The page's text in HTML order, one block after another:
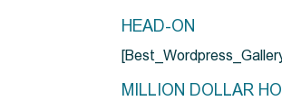
HEAD-ON
MILLION DOLLAR